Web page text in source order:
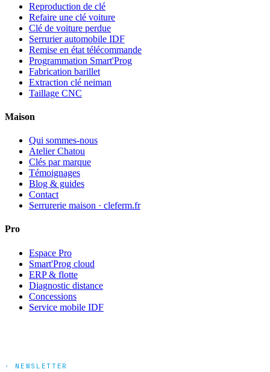
Reproduction de clé
Refaire une clé voiture
Clé de voiture perdue
Serrurier automobile IDF
Remise en état télécommande
Programmation Smart'Prog
Fabrication barillet
Extraction clé neiman
Taillage CNC
Maison
Qui sommes-nous
Atelier Chatou
Clés par marque
Témoignages
Blog & guides
Contact
Serrurerie maison · cleferm.fr
Pro
Espace Pro
Smart'Prog cloud
ERP & flotte
Diagnostic distance
Concessions
Service mobile IDF
· NEWSLETTER